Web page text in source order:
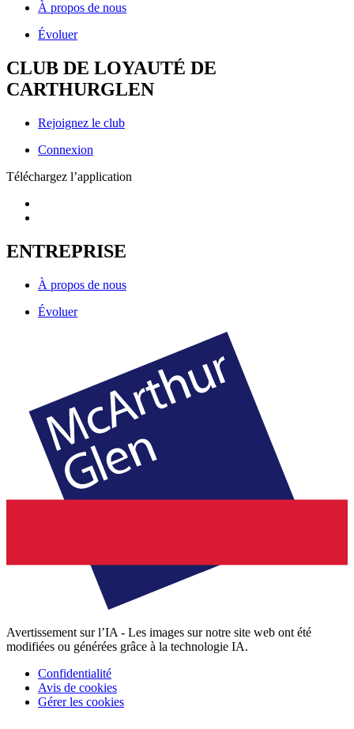
À propos de nous
Évoluer
CLUB DE LOYAUTÉ DE
CARTHURGLEN
Rejoignez le club
Connexion
Téléchargez l’application
ENTREPRISE
À propos de nous
Évoluer
Avertissement sur l’IA - Les images sur notre site web ont été
modifiées ou générées grâce à la technologie IA.
Confidentialité
Avis de cookies
Gérer les cookies